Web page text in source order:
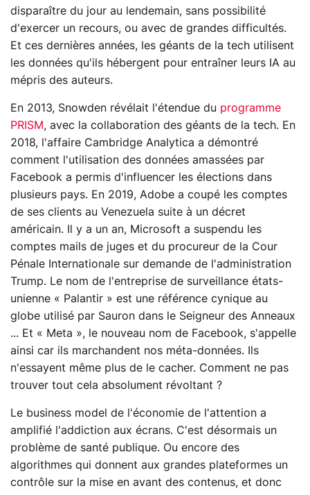
disparaître du jour au lendemain, sans possibilité
d'exercer un recours, ou avec de grandes difficultés.
Et ces dernières années, les géants de la tech utilisent
les données qu'ils hébergent pour entraîner leurs IA au
mépris des auteurs.
En 2013, Snowden révélait l'étendue du programme
PRISM, avec la collaboration des géants de la tech. En
2018, l'affaire Cambridge Analytica a démontré
comment l'utilisation des données amassées par
Facebook a permis d'influencer les élections dans
plusieurs pays. En 2019, Adobe a coupé les comptes
de ses clients au Venezuela suite à un décret
américain. Il y a un an, Microsoft a suspendu les
comptes mails de juges et du procureur de la Cour
Pénale Internationale sur demande de l'administration
Trump. Le nom de l'entreprise de surveillance états-
unienne « Palantir » est une référence cynique au
globe utilisé par Sauron dans le Seigneur des Anneaux
... Et « Meta », le nouveau nom de Facebook, s'appelle
ainsi car ils marchandent nos méta-données. Ils
n'essayent même plus de le cacher. Comment ne pas
trouver tout cela absolument révoltant ?
Le business model de l'économie de l'attention a
amplifié l'addiction aux écrans. C'est désormais un
problème de santé publique. Ou encore des
algorithmes qui donnent aux grandes plateformes un
contrôle sur la mise en avant des contenus, et donc